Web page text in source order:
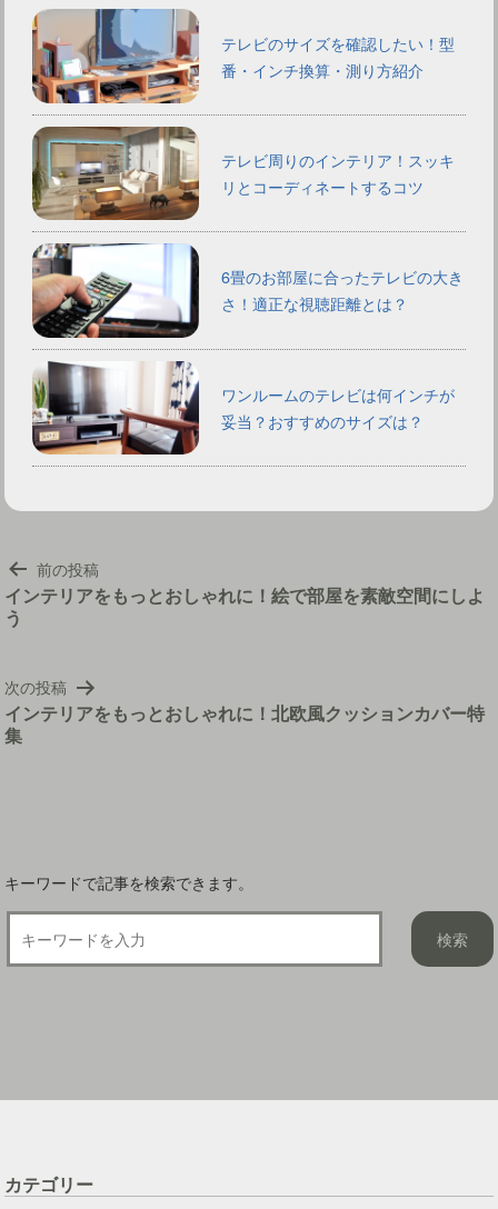
テレビのサイズを確認したい！型
番・インチ換算・測り方紹介
テレビ周りのインテリア！スッキ
リとコーディネートするコツ
6畳のお部屋に合ったテレビの大き
さ！適正な視聴距離とは？
ワンルームのテレビは何インチが
妥当？おすすめのサイズは？
投
稿
ナ
ゲ
ー
シ
ョ
前の投稿
インテリアをもっとおしゃれに！絵で部屋を素敵空間にしよ
う
次の投稿
インテリアをもっとおしゃれに！北欧風クッションカバー特
集
キーワードで記事を検索できます。
カテゴリー